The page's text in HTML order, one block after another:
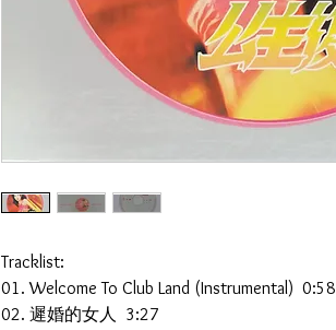
Tracklist:
01. Welcome To Club Land (Instrumental) 0:58
02. 遲婚的女人 3:27